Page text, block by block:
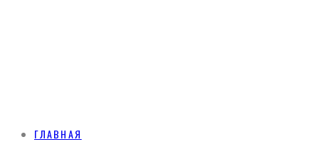
ГЛАВНАЯ